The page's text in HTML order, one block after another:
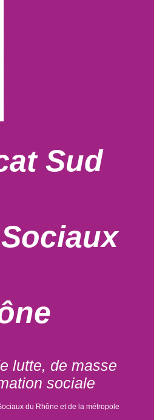
Sud
lutte, de masse
sociale
du Rhône et de la métropole